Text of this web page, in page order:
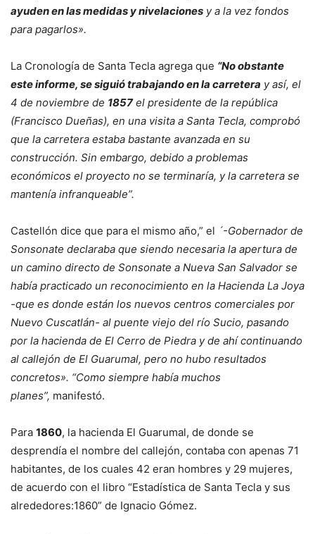
ayuden en las medidas y nivelaciones y a la vez fondos
para pagarlos».
La Cronología de Santa Tecla agrega que “No obstante
este informe, se siguió trabajando en la carretera y así, el
4 de noviembre de 1857el presidente de la república
(Francisco Dueñas), en una visita a Santa Tecla, comprobó
que la carretera estaba bastante avanzada en su
construcción. Sin embargo, debido a problemas
económicos el proyecto no se terminaría, y la carretera se
mantenía infranqueable”.
Castellón dice que para el mismo año,” el ´-Gobernador de
Sonsonate declaraba que siendo necesaria la apertura de
un camino directo de Sonsonate a Nueva San Salvador se
había practicado un reconocimiento en la Hacienda La Joya
-que es donde están los nuevos centros comerciales por
Nuevo Cuscatlán- al puente viejo del río Sucio, pasando
por la hacienda de El Cerro de Piedra y de ahí continuando
al callejón de El Guarumal, pero no hubo resultados
concretos». “Como siempre había muchos
planes”, manifestó.
Para 1860, la hacienda El Guarumal, de donde se
desprendía el nombre del callejón, contaba con apenas 71
habitantes, de los cuales 42 eran hombres y 29 mujeres,
de acuerdo con el libro “Estadística de Santa Tecla y sus
alrededores:1860” de Ignacio Gómez.